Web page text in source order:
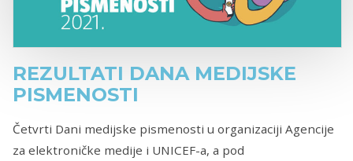
REZULTATI DANA MEDIJSKE
PISMENOSTI
Četvrti Dani medijske pismenosti u organizaciji Agencije
za elektroničke medije i UNICEF-a, a pod